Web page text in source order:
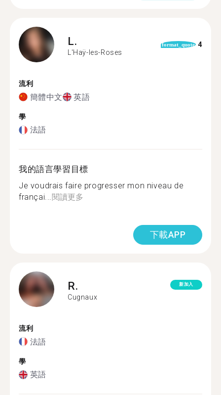
L.
L'Haÿ-les-Roses
format_quote 4
流利
簡體中文 英語
學
法語
我的語言學習目標
Je voudrais faire progresser mon niveau de
françai...閱讀更多
下載APP
R.
Cugnaux
新加入
流利
法語
學
英語